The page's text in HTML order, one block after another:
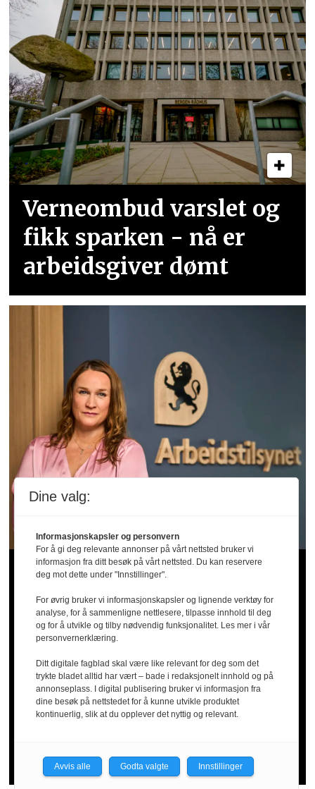
Verneombud varslet og
fikk sparken - nå er
arbeidsgiver dømt
Store mangler
i barnevernet:
Ansatte
trenger bedre
vern
Dine valg:
Informasjonskapsler og personvern
For å gi deg relevante annonser på vårt nettsted bruker vi
informasjon fra ditt besøk på vårt nettsted. Du kan reservere
deg mot dette under "Innstillinger".
For øvrig bruker vi informasjonskapsler og lignende verktøy for
analyse, for å sammenligne nettlesere, tilpasse innhold til deg
og for å utvikle og tilby nødvendig funksjonalitet. Les mer i vår
personvernerklæring.
Ditt digitale fagblad skal være like relevant for deg som det
trykte bladet alltid har vært – bade i redaksjonelt innhold og på
annonseplass. I digital publisering bruker vi informasjon fra
dine besøk på nettstedet for å kunne utvikle produktet
kontinuerlig, slik at du opplever det nyttig og relevant.
Avvis alle Godta valgte Innstillinger